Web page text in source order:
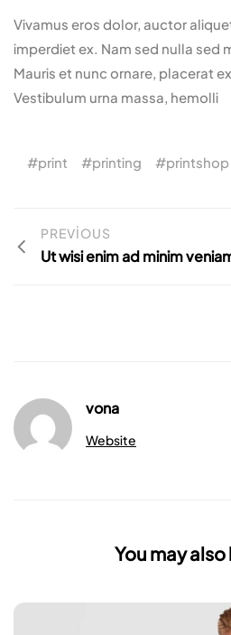
Vivamus eros dolor, auctor
imperdiet ex. Nam sed nulla sed
Mauris et nunc ornare, placerat
Vestibulum urna massa, hemolli
print printing printshop
PREVIOUS
Ut wisi enim ad minim
vona
Website
You may also